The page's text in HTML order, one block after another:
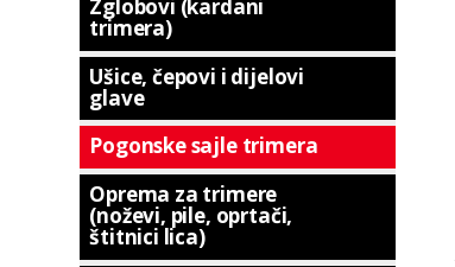
Zglobovi (kardani
trimera)
Ušice, čepovi i dijelovi
glave
Pogonske sajle trimera
Oprema za trimere
(noževi, pile, oprtači,
štitnici lica)